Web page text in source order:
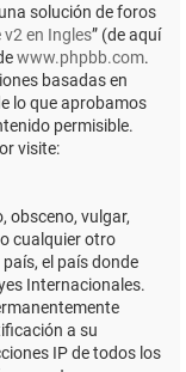
solución de foros
v2 en Ingles” (de aquí
www.phpbb.com.
basadas en
lo que aprobamos
permisible.
visite:
obsceno, vulgar,
cualquier otro
el país donde
Internacionales.
a su
IP de todos los